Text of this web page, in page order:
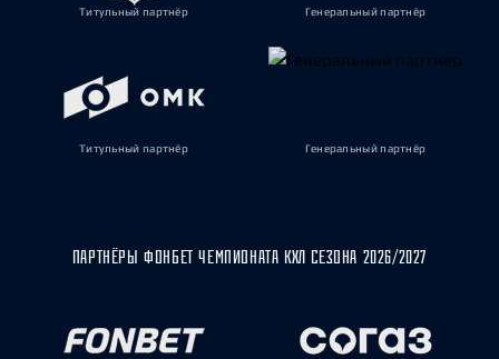
Титульный партнёр Генеральный партнёр
Титульный партнёр Генеральный партнёр
ПАРТНЁРЫ ФОНБЕТ ЧЕМПИОНАТА КХЛ СЕЗОНА 2026/2027